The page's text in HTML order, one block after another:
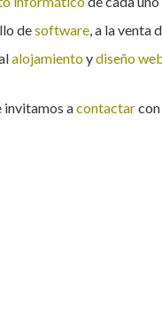
desoftware, a la venta
alojamientoydiseño
invitamos acontactar